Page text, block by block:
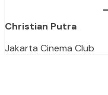
Christian Putra
Jakarta Cinema Club